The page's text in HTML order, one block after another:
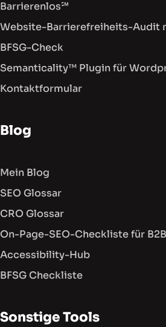
Barrierenlos℠
Website-Barrierefreiheits-Audit
BFSG-Check
Semanticality™ Plugin für
Kontaktformular
Blog
Mein Blog
SEO Glossar
CRO Glossar
On-Page-SEO-Checkliste für B2B
Accessibility-Hub
BFSG Checkliste
Sonstige Tools